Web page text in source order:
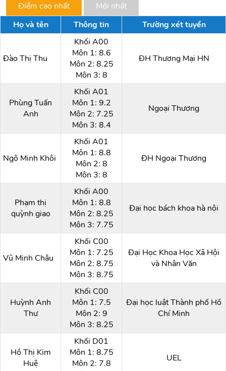
Điểm cao nhất
Mới nhất
Họ và tên
Thông tin Trường xét tuyển
Đào Thị Thu
Khối A00
Môn 1: 8.6
Môn 2: 8.25
Môn 3: 8
ĐH Thương Mại HN
Phùng Tuấn
Anh
Khối A01
Môn 1: 9.2
Môn 2: 7.25
Môn 3: 8.4
Ngoại Thương
Ngô Minh Khôi
Khối A01
Môn 1: 8.8
Môn 2: 8
Môn 3: 8
ĐH Ngoại Thương
Phạm thị
quỳnh giao
Khối A00
Môn 1: 8.8
Môn 2: 8.25
Môn 3: 7.75
Đại học bách khoa hà nội
Vũ Minh Châu
Khối C00
Môn 1: 7.25
Môn 2: 8.75
Môn 3: 8.75
Đại Học Khoa Học Xã Hội
và Nhân Văn
Huỳnh Anh
Thư
Khối C00
Môn 1: 7.5
Môn 2: 9
Môn 3: 8.25
Đại học luật Thành phố Hồ
Chí Minh
Hồ Thị Kim
Huệ
Khối D01
Môn 1: 8.75
Môn 2: 7.8
UEL